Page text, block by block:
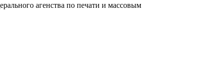
агенства по печати и массовым